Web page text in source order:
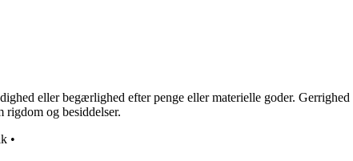
eller begærlighed efter penge eller materielle goder.
rigdom og besiddelser.
•